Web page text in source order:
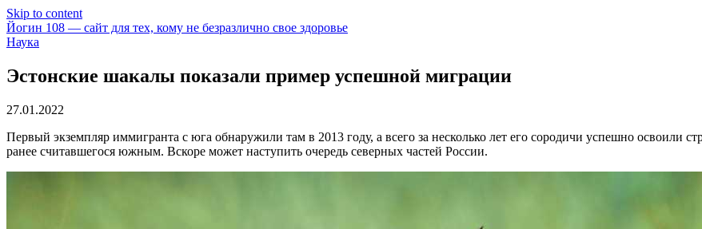
Skip to content
Йогин 108 — сайт для тех, кому не безразлично свое здоровье
Наука
Эстонские шакалы показали пример успешной миграции
27.01.2022
Первый экземпляр иммигранта с юга обнаружили там в 2013 году, а всего за несколько лет его сородичи успешно освоили
ранее считавшегося южным. Вскоре может наступить очередь северных частей России.